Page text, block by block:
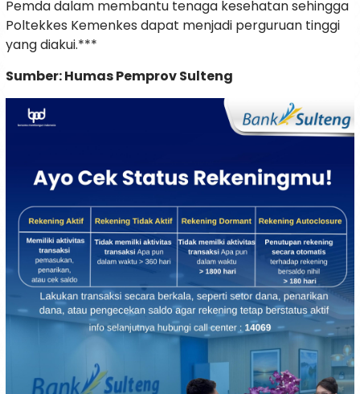
Pemda dalam membantu tenaga kesehatan sehingga
Poltekkes Kemenkes dapat menjadi perguruan tinggi
yang diakui.***
Sumber: Humas Pemprov Sulteng